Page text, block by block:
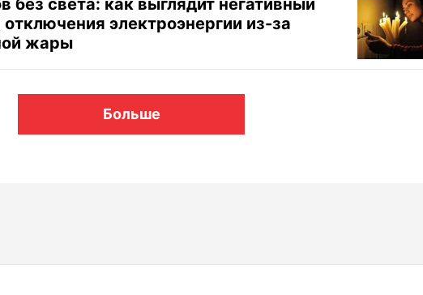
без света: как выглядит негативный
электроэнергии из-за
жары
Больше